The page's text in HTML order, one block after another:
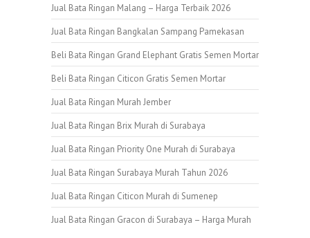
Jual Bata Ringan Malang – Harga Terbaik 2026
Jual Bata Ringan Bangkalan Sampang Pamekasan
Beli Bata Ringan Grand Elephant Gratis Semen Mortar
Beli Bata Ringan Citicon Gratis Semen Mortar
Jual Bata Ringan Murah Jember
Jual Bata Ringan Brix Murah di Surabaya
Jual Bata Ringan Priority One Murah di Surabaya
Jual Bata Ringan Surabaya Murah Tahun 2026
Jual Bata Ringan Citicon Murah di Sumenep
Jual Bata Ringan Gracon di Surabaya – Harga Murah